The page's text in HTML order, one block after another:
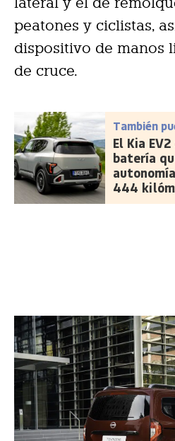
peatones y ciclistas,
dispositivo de manos
de cruce.
También
El Kia
batería
444